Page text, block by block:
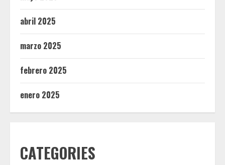
abril 2025
marzo 2025
febrero 2025
enero 2025
CATEGORIES